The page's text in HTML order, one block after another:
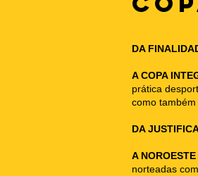
DA
A COPA
prática
como
DA
A
norteadas